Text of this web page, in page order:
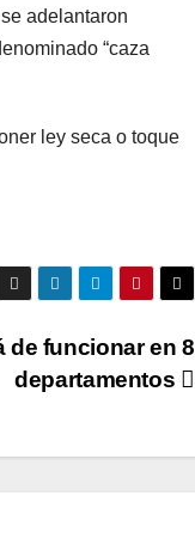
adelantaron
“caza
ley seca o toque
de funcionar en 8
departamentos